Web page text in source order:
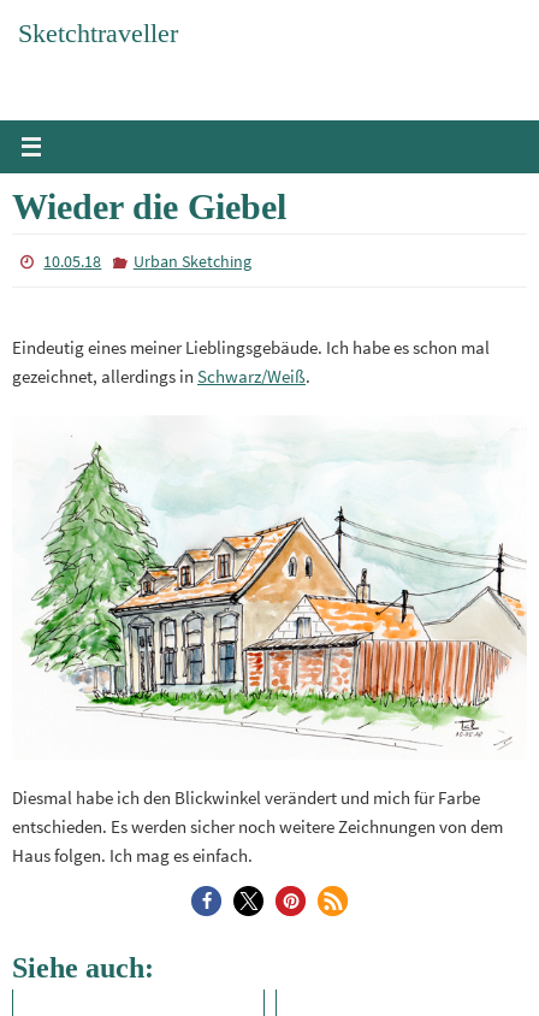
InhaltSketchtraveller
Wieder die Giebel
10.05.18 Urban Sketching
Eindeutig eines meiner Lieblingsgebäude. Ich habe es schon mal
gezeichnet, allerdings in Schwarz/Weiß.
Diesmal habe ich den Blickwinkel verändert und mich für Farbe
entschieden. Es werden sicher noch weitere Zeichnungen von dem
Haus folgen. Ich mag es einfach.
Siehe auch: